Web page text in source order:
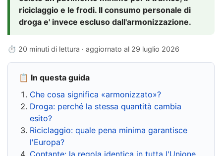
riciclaggio e le frodi. Il consumo personale di
droga e' invece escluso dall'armonizzazione.
⏱ 20 minuti di lettura · aggiornato al 29 luglio 2026
📋 In questa guida
Che cosa significa «armonizzato»?
Droga: perché la stessa quantità cambia
esito?
Riciclaggio: quale pena minima garantisce
l'Europa?
Contante: la regola identica in tutta l'Unione